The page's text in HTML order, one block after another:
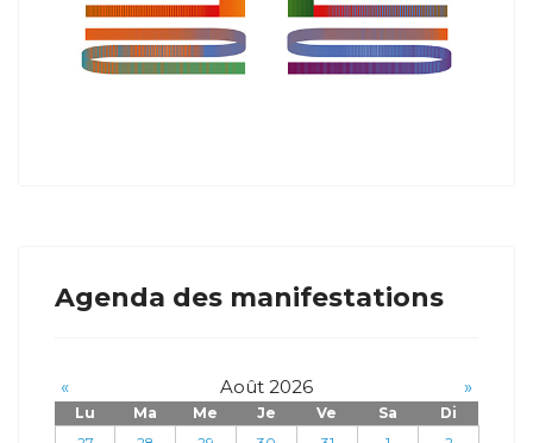
Agenda des manifestations
« Août 2026 »
Lu Ma Me Je Ve Sa
Di